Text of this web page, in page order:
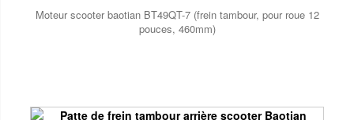
Moteur scooter baotian BT49QT-7 (frein tambour, pour roue 12
pouces, 460mm)